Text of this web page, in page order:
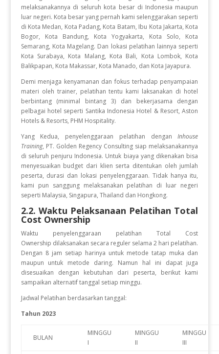
melaksanakannya di seluruh kota besar di Indonesia maupun
luar negeri. Kota besar yang pernah kami selenggarakan seperti
di Kota Medan, Kota Padang, Kota Batam, Ibu Kota Jakarta, Kota
Bogor, Kota Bandung, Kota Yogyakarta, Kota Solo, Kota
Semarang, Kota Magelang. Dan lokasi pelatihan lainnya seperti
Kota Surabaya, Kota Malang, Kota Bali, Kota Lombok, Kota
Balikpapan, Kota Makassar, Kota Manado, dan Kota Jayapura.
Demi menjaga kenyamanan dan fokus terhadap penyampaian
materi oleh trainer, pelatihan tentu kami laksanakan di hotel
berbintang (minimal bintang 3) dan bekerjasama dengan
pelbagai hotel seperti Santika Indonesia Hotel & Resort, Aston
Hotels & Resorts, PHM Hospitality.
Yang Kedua, penyelenggaraan pelatihan denganInhouse
Training, PT. Golden Regency Consulting siap melaksanakannya
di seluruh penjuru Indonesia. Untuk biaya yang dikenakan bisa
menyesuaikan budget dari klien serta ditentukan oleh jumlah
peserta, durasi dan lokasi penyelenggaraan. Tidak hanya itu,
kami pun sanggung melaksanakan pelatihan di luar negeri
seperti Malaysia, Singapura, Thailand dan Hongkong.
2.2. Waktu Pelaksanaan Pelatihan Total
Cost Ownership
Waktu penyelenggaraan pelatihan Total Cost
Ownership dilaksanakan secara reguler selama 2 hari pelatihan.
Dengan 8 jam setiap harinya untuk metode tatap muka dan
maupun untuk metode daring. Namun hal ini dapat juga
disesuaikan dengan kebutuhan dari peserta, berikut kami
sampaikan alternatif tanggal setiap minggu.
Jadwal Pelatihan berdasarkan tanggal:
Tahun 2023
BULAN
MINGGU
I
MINGGU
II
MINGGU
III